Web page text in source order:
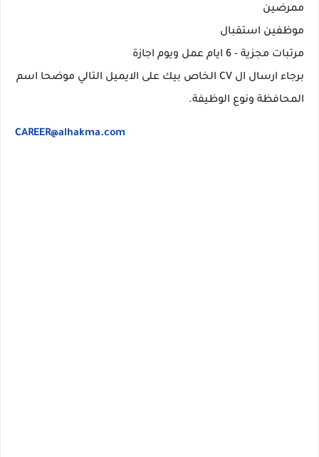
ممرضين
موظفين استقبال
مرتبات مجزية - 6 ايام عمل ويوم اجازة
برجاء ارسال ال CV الخاص بيك على الايميل التالي موضحا اسم
المحافظة ونوع الوظيفة.
CAREER@alhakma.com